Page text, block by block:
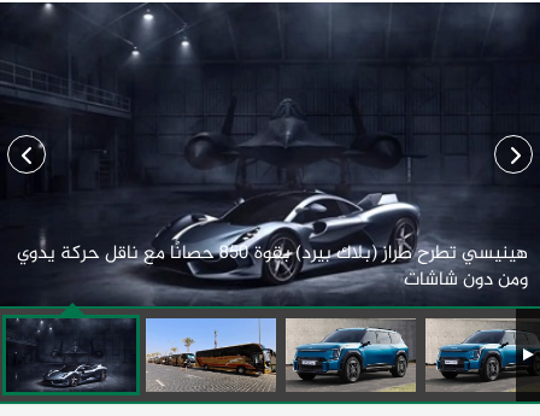
هينيسي تطرح طراز (بلاك بيرد) بقوة 850 حصانًا مع ناقل حركة يدوي
ومن دون شاشات